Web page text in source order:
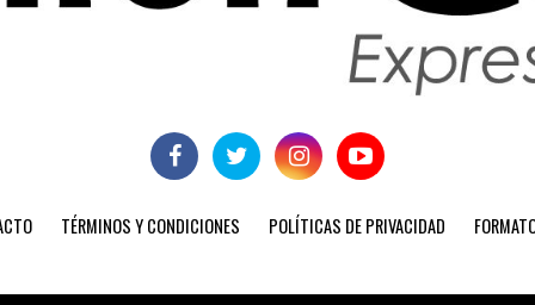
TÉRMINOS Y CONDICIONES POLÍTICAS DE PRIVACIDAD